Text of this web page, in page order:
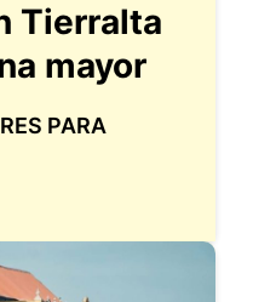
Tierralta
mayor
PARA